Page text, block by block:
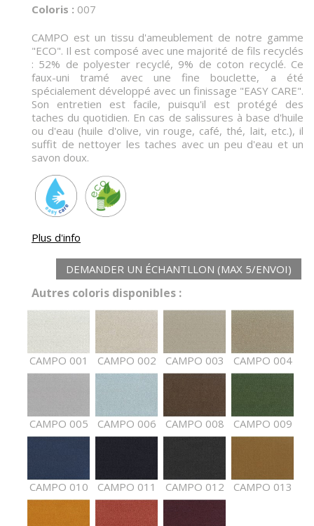
Coloris : 007
CAMPO est un tissu d'ameublement de notre gamme
"ECO". Il est composé avec une majorité de fils recyclés
: 52% de polyester recyclé, 9% de coton recyclé. Ce
faux-uni tramé avec une fine bouclette, a été
spécialement développé avec un finissage "EASY CARE".
Son entretien est facile, puisqu'il est protégé des
taches du quotidien. En cas de salissures à base d'huile
ou d'eau (huile d'olive, vin rouge, café, thé, lait, etc.), il
suffit de nettoyer les taches avec un peu d'eau et un
savon doux.
Plus d'info
DEMANDER UN ÉCHANTLLON (MAX 5/ENVOI)
Autres coloris disponibles :
CAMPO 001 CAMPO 002 CAMPO 003 CAMPO 004
CAMPO 005 CAMPO 006 CAMPO 008 CAMPO 009
CAMPO 010 CAMPO 011 CAMPO 012 CAMPO 013